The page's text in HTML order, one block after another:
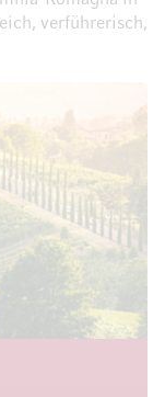
verführerisch,